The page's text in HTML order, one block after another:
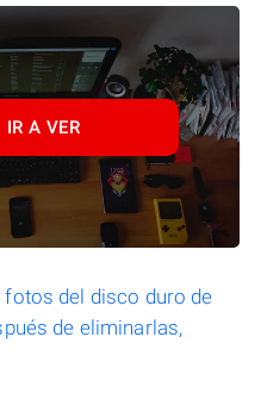
IR A VER
fotos del disco duro de
de eliminarlas,